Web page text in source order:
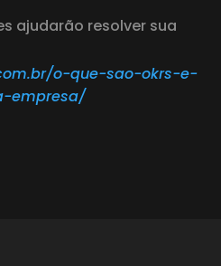
ajudarão resolver sua
o-que-sao-okrs-e-
empresa/